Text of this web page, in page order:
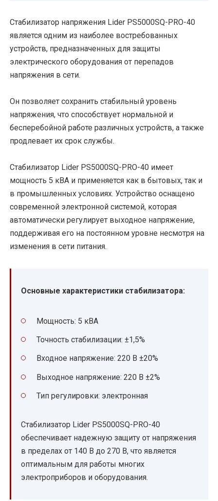
Стабилизатор напряжения Lider PS5000SQ-PRO-40
является одним из наиболее востребованных
устройств, предназначенных для защиты
электрического оборудования от перепадов
напряжения в сети.
Он позволяет сохранить стабильный уровень
напряжения, что способствует нормальной и
бесперебойной работе различных устройств, а также
продлевает их срок службы.
Стабилизатор Lider PS5000SQ-PRO-40 имеет
мощность 5 кВА и применяется как в бытовых, так и
в промышленных условиях. Устройство оснащено
современной электронной системой, которая
автоматически регулирует выходное напряжение,
поддерживая его на постоянном уровне несмотря на
изменения в сети питания.
Основные характеристики стабилизатора:
Мощность: 5 кВА
Точность стабилизации: ±1,5%
Входное напряжение: 220 В ±20%
Выходное напряжение: 220 В ±2%
Тип регулировки: электронная
Стабилизатор Lider PS5000SQ-PRO-40
обеспечивает надежную защиту от напряжения
в пределах от 140 В до 270 В, что является
оптимальным для работы многих
электроприборов и оборудования.